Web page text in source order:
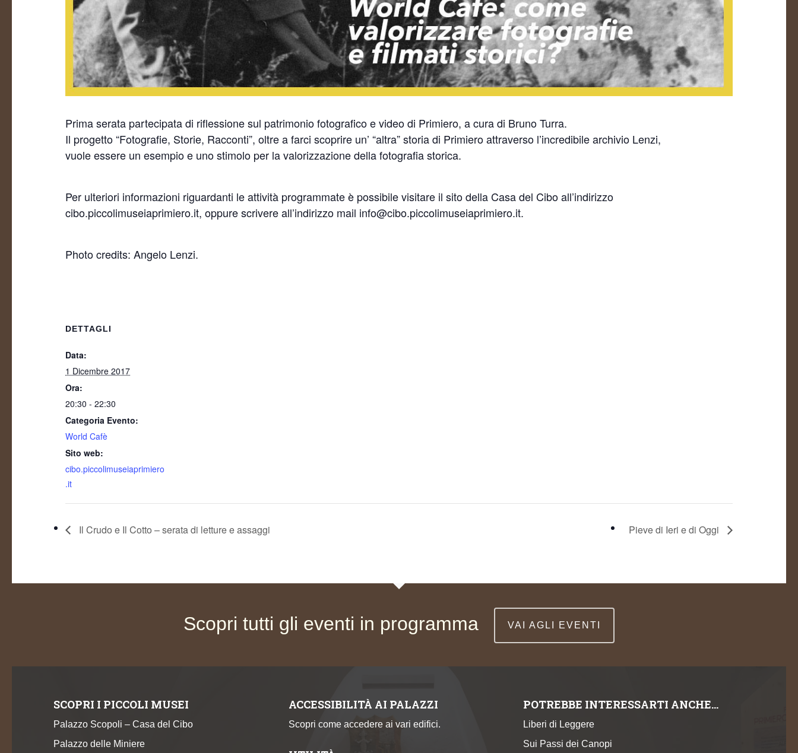
Prima serata partecipata di riflessione sul patrimonio fotografico e video di Primiero, a cura di Bruno Turra.
Il progetto “Fotografie, Storie, Racconti”, oltre a farci scoprire un’ “altra” storia di Primiero attraverso l’incredibile archivio Lenzi,
vuole essere un esempio e uno stimolo per la valorizzazione della fotografia storica.
Per ulteriori informazioni riguardanti le attività programmate è possibile visitare il sito della Casa del Cibo all’indirizzo
cibo.piccolimuseiaprimiero.it, oppure scrivere all’indirizzo mail info@cibo.piccolimuseiaprimiero.it.
Photo credits: Angelo Lenzi.
DETTAGLI
Data:
1 Dicembre 2017
Ora:
20:30 - 22:30
Categoria Evento:
World Cafè
Sito web:
cibo.piccolimuseiaprimiero
.it
Il Crudo e Il Cotto – serata di letture e assaggi Pieve di Ieri e di Oggi
Scopri tutti gli eventi in programma VAI AGLI EVENTI
SCOPRI I PICCOLI MUSEI
Palazzo Scopoli – Casa del Cibo
Palazzo delle Miniere
ACCESSIBILITÀ AI PALAZZI
Scopri come accedere ai vari edifici.
POTREBBE INTERESSARTI ANCHE…
Liberi di Leggere
Sui Passi dei Canopi